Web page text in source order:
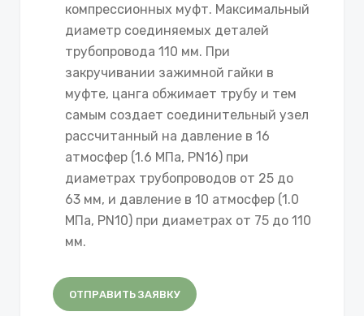
компрессионных муфт. Максимальный
диаметр соединяемых деталей
трубопровода 110 мм. При
закручивании зажимной гайки в
муфте, цанга обжимает трубу и тем
самым создает соединительный узел
рассчитанный на давление в 16
атмосфер (1.6 МПа, PN16) при
диаметрах трубопроводов от 25 до
63 мм, и давление в 10 атмосфер (1.0
МПа, PN10) при диаметрах от 75 до 110
мм.
ОТПРАВИТЬ ЗАЯВКУ